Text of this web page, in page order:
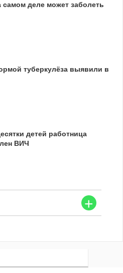
самом деле может заболеть
туберкулёза выявили в
детей работница
ВИЧ
+